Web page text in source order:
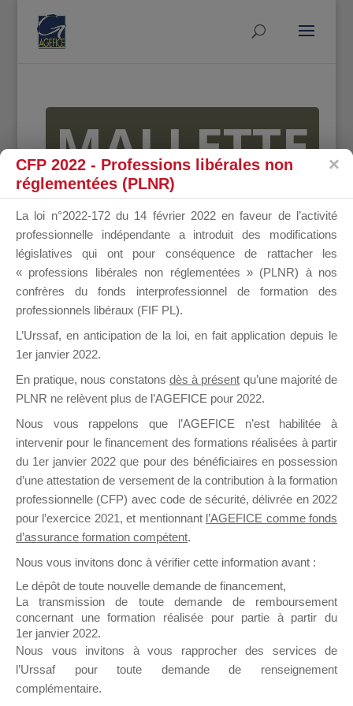
MALLETTE
DU
DIRIGEANT
Ce groupe est destiné aux Organismes de
Formation qui souhaitent répondre à l’Appel à
Propositions Mallette du Dirigeant.
sur lequel il est possible de laisser un message
ou poser une question.
NB : Il est nécessaire d’êtreinscrit(e)pour
pouvoir rejoindre ce groupe
CFP 2022 - Professions libérales non
réglementées (PLNR)
La loi n°2022-172 du 14 février 2022 en faveur de l’activité
professionnelle indépendante a introduit des modifications
législatives qui ont pour conséquence de rattacher les
« professions libérales non réglementées » (PLNR) à nos
confrères du fonds interprofessionnel de formation des
professionnels libéraux (FIF PL).
L’Urssaf, en anticipation de la loi, en fait application depuis le
1er janvier 2022.
En pratique, nous constatons dès à présent qu’une majorité de
PLNR ne relèvent plus de l’AGEFICE pour 2022.
Nous vous rappelons que l’AGEFICE n’est habilitée à
intervenir pour le financement des formations réalisées à partir
du 1er janvier 2022 que pour des bénéficiaires en possession
d’une attestation de versement de la contribution à la formation
professionnelle (CFP) avec code de sécurité, délivrée en 2022
pour l’exercice 2021, et mentionnant l’AGEFICE comme fonds
d’assurance formation compétent.
Nous vous invitons donc à vérifier cette information avant :
Le dépôt de toute nouvelle demande de financement,
La transmission de toute demande de remboursement
concernant une formation réalisée pour partie à partir du
1er janvier 2022.
Nous vous invitons à vous rapprocher des services de
l’Urssaf pour toute demande de renseignement
complémentaire.